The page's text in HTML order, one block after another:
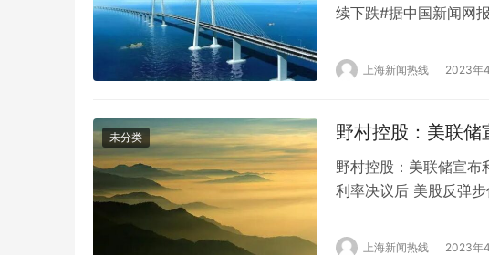
续下跌#据中国新闻网
建住宅均价为每平方米
上海新闻热线 2023年
未分类 野村控股：美联
野村控股：美联储宣
利率决议后 美股反弹
的反弹步伐可能会放缓
上海新闻热线 2023年